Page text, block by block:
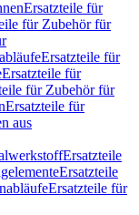
Ersatzteile für
für Zubehör für
Ersatzteile für
Ersatzteile für
für Zubehör für
Ersatzteile für
aus
Ersatzteile
Ersatzteile
Ersatzteile für